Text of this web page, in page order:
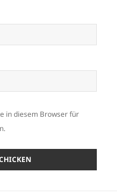
in diesem Browser für